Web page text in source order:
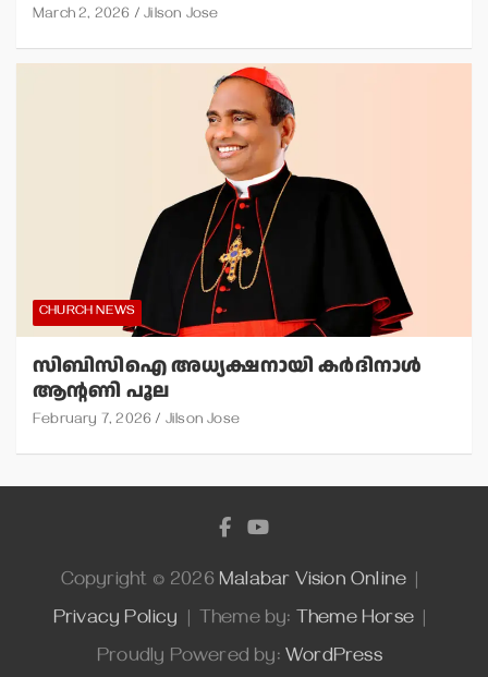
March 2, 2026 Jilson Jose
CHURCH NEWS
സിബിസിഐ അധ്യക്ഷനായി കര്‍ദിനാള്‍
ആന്റണി പൂല
February 7, 2026 Jilson Jose
Copyright © 2026 Malabar Vision Online
Privacy Policy
Theme by: Theme Horse
Proudly Powered by: WordPress